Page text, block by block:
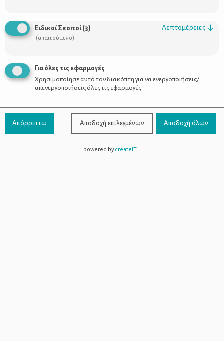
Ειδικοί Σκοποί(3)
(απαιτούμενο)
Λεπτομέρειες ↓
Για όλες τις εφαρμογές
Χρησιμοποίησε αυτό τον διακόπτη για να ενεργοποιήσεις/
απενεργοποιήσεις όλες τις εφαρμογές.
Απόρριπτω Αποδοχή επιλεγμένων Αποδοχή όλων
powered bycreateIT